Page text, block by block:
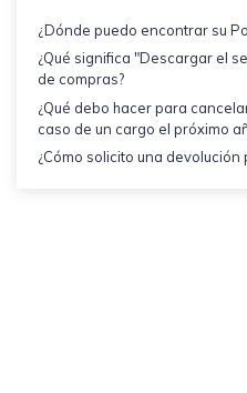
¿Dónde puedo encontrar su
¿Qué significa "Descargar el
de compras?
¿Qué debo hacer para
caso de un cargo el próximo
¿Cómo solicito una devolución